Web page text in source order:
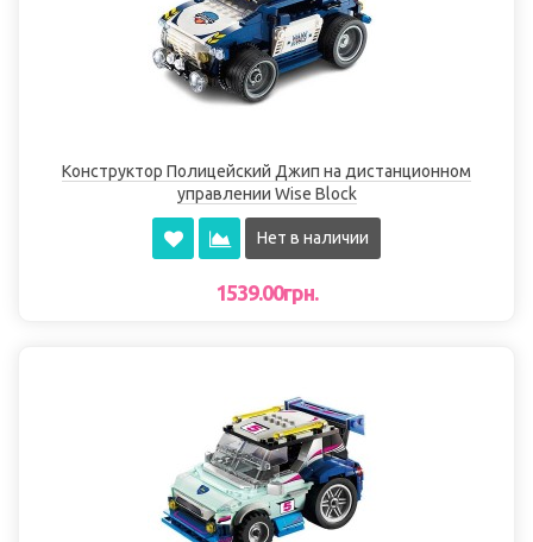
Конструктор Полицейский Джип на дистанционном
управлении Wise Block
Нет в наличии
1539.00грн.